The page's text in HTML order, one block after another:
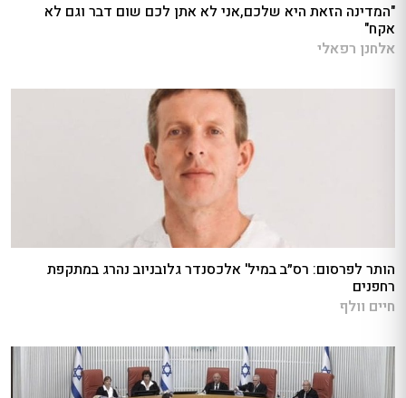
"המדינה הזאת היא שלכם,אני לא אתן לכם שום דבר וגם לא
אקח"
אלחנן רפאלי
הותר לפרסום: רס״ב במיל' אלכסנדר גלובניוב נהרג במתקפת
רחפנים
חיים וולף